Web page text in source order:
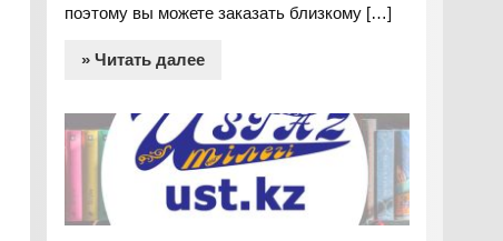
поэтому вы можете заказать близкому […]
» Читать далее